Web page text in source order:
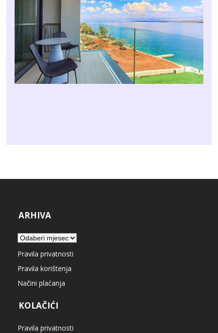
ARHIVA
Arhiva
Pravila privatnosti
Pravila korištenja
Načini plaćanja
KOLAČIĆI
Pravila privatnosti